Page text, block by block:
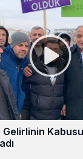
Gelirlinin